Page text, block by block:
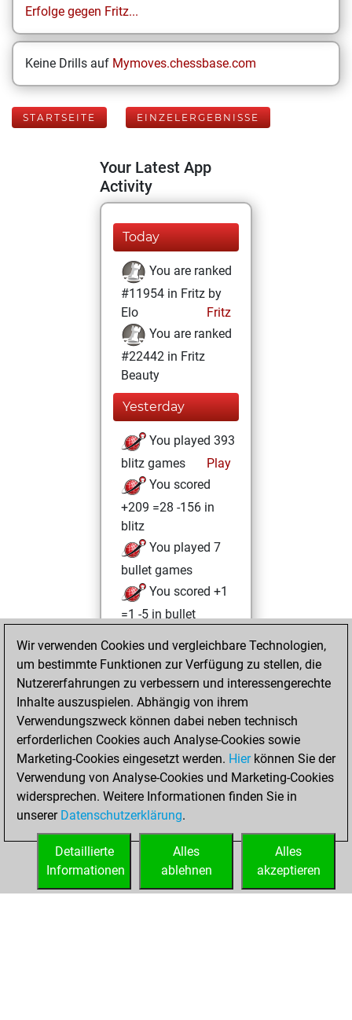
Erfolge gegen Fritz...
Keine Drills auf Mymoves.chessbase.com
STARTSEITE EINZELERGEBNISSE
Your Latest App
Activity
Today
You are ranked
#11954 in Fritz by
Elo
Fritz
You are ranked
#22442 in Fritz
Beauty
Yesterday
You played 393
blitz games
Play
You scored
+209 =28 -156 in
blitz
You played 7
bullet games
You scored +1
=1 -5 in bullet
Montag,
Dezember 19,
2022
You achieved a
BeautyScore of 1
Fritz
You
achieved a new Elo
of 1592
You created
your Fritz account
Wir verwenden Cookies und vergleichbare Technologien,
um bestimmte Funktionen zur Verfügung zu stellen, die
Nutzererfahrungen zu verbessern und interessengerechte
Inhalte auszuspielen. Abhängig von ihrem
Verwendungszweck können dabei neben technisch
erforderlichen Cookies auch Analyse-Cookies sowie
Marketing-Cookies eingesetzt werden. Hierkönnen Sie der
Verwendung von Analyse-Cookies und Marketing-Cookies
widersprechen. Weitere Informationen finden Sie in
unserer Datenschutzerklärung.
Alles
akzeptieren
Alles
ablehnen
Detaillierte
Informationen